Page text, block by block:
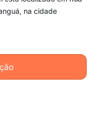
na cidade